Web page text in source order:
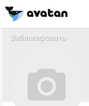
Заблокировать